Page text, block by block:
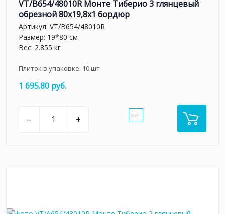
VT/B654/48010R Монте Тиберио 3 глянцевый
обрезной 80x19,8x1 бордюр
Артикул: VT/B654/48010R
Размер: 19*80 см
Вес: 2.855 кг
Плиток в упаковке: 10шт
1 695.80 руб.
– + шт.